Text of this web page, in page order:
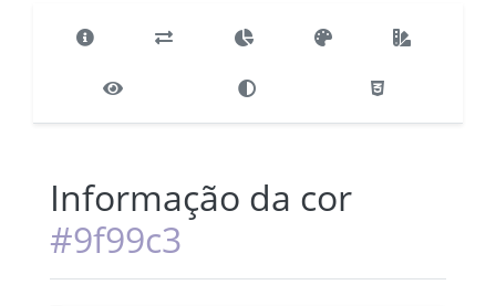
Informação da cor
#9f99c3